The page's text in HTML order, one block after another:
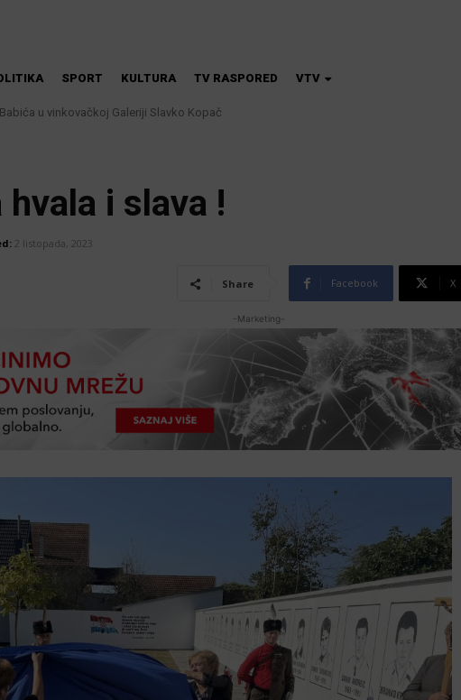
SPORT KULTURA TV RASPORED VTV
u vinkovačkoj Galeriji Slavko Kopač
protiv afričke svinjske kuge: uklanjanje svinja do 12. kolovoza u područjima visokog
i slava !
2 listopada, 2023
Share Facebook X
-Marketing-